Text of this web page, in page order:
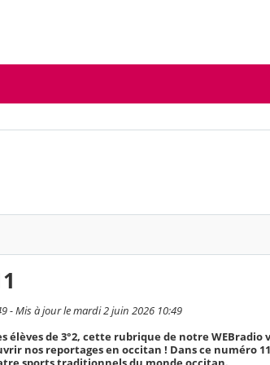
- Mis à jour le mardi 2 juin 2026 10:49
élèves de 3°2, cette rubrique de notre WEBradio
nos reportages en occitan ! Dans ce numéro